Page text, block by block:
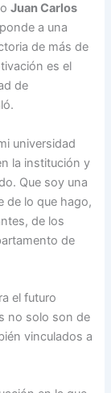
Juan Carlos
a una
de más de
es el
de
universidad
la institución y
Que soy una
de lo que hago,
de los
de
el futuro
no solo son de
vinculados a